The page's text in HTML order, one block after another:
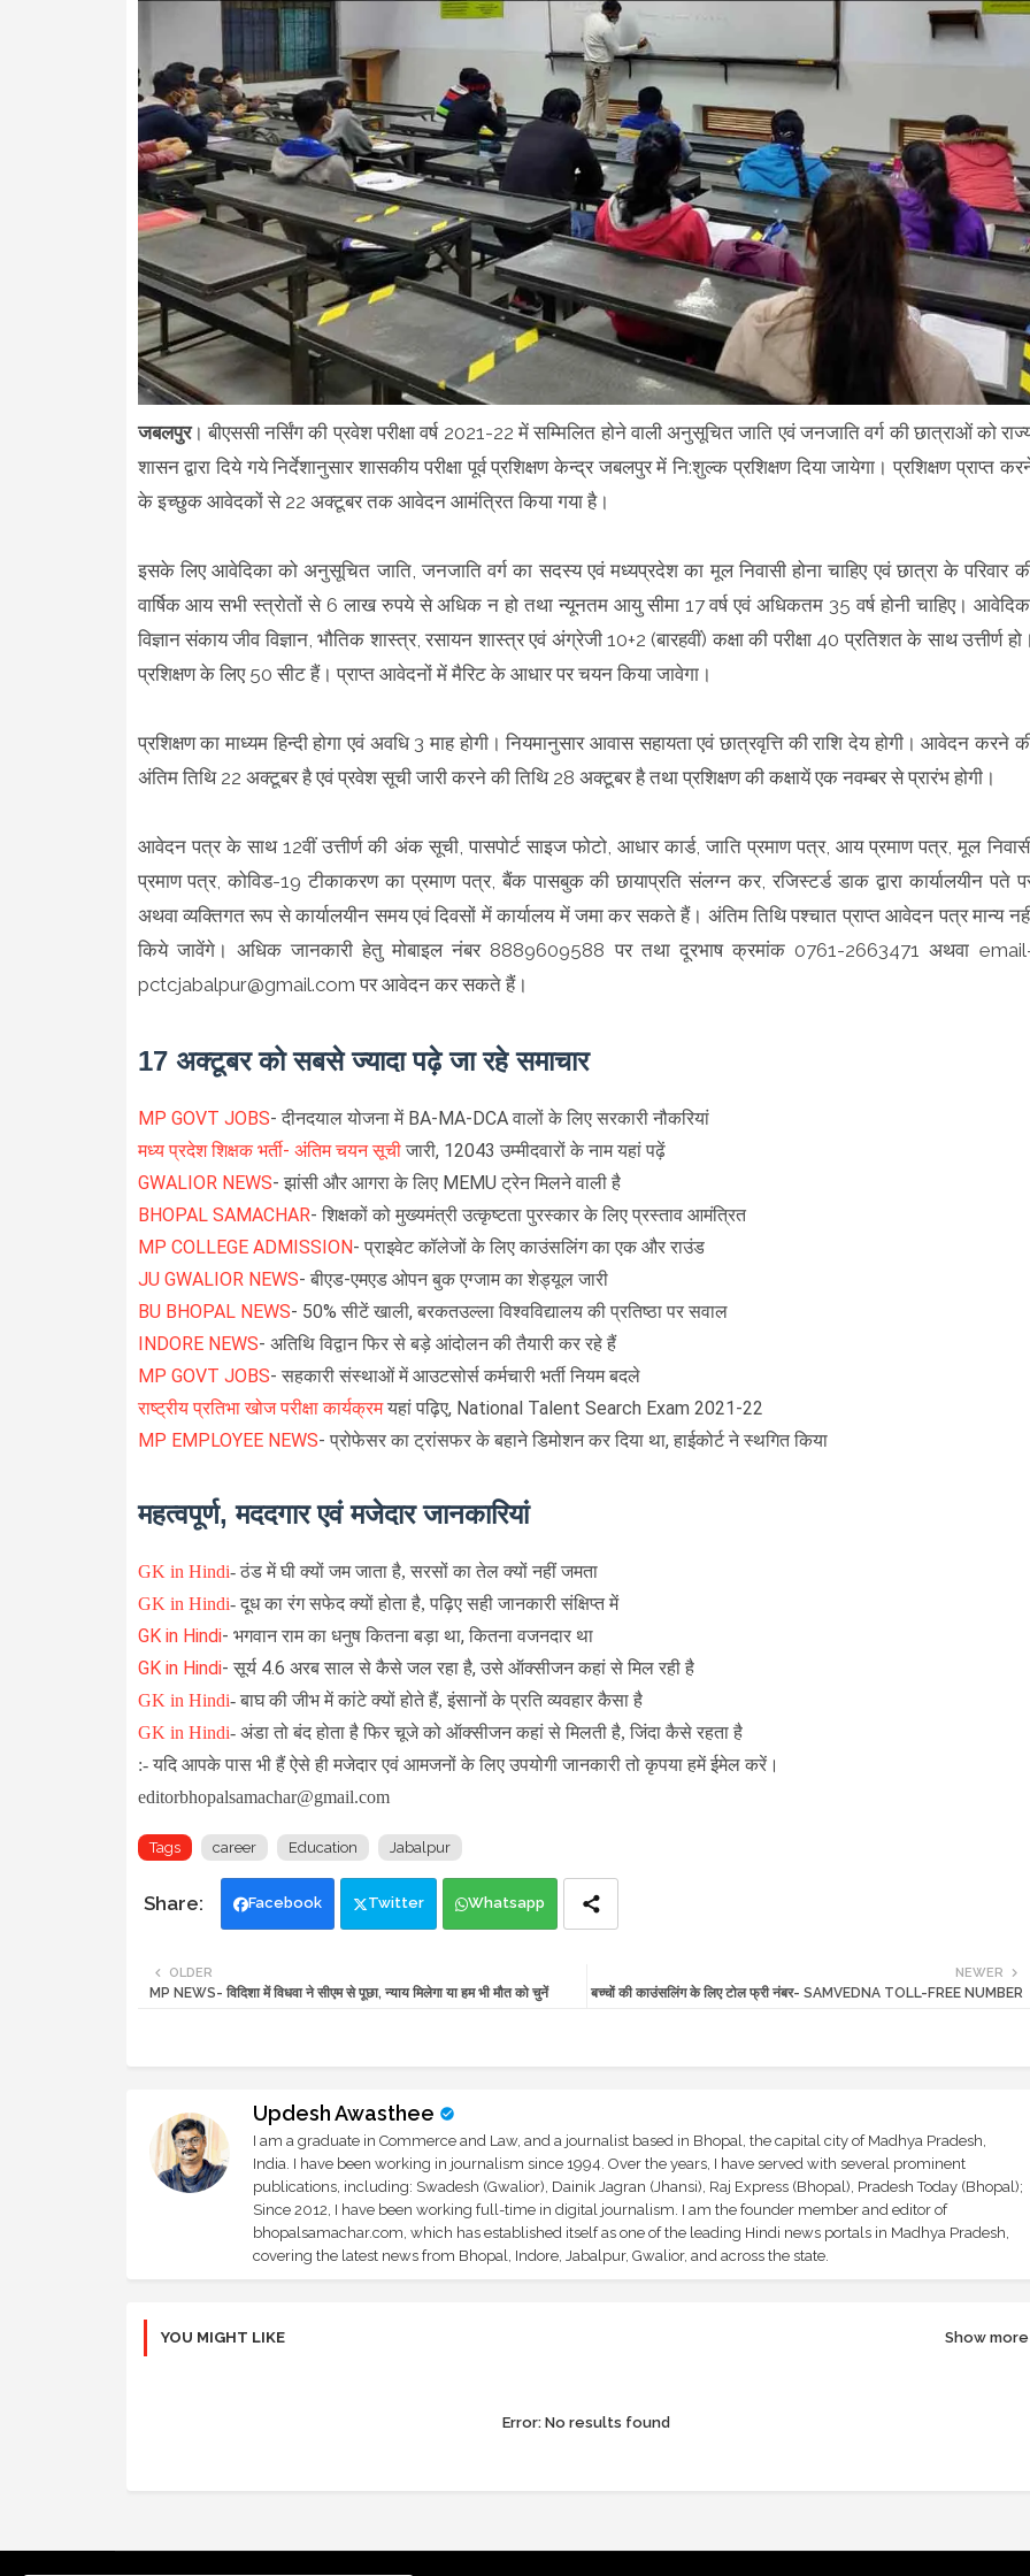
जबलपुर। बीएससी नर्सिंग की प्रवेश परीक्षा वर्ष 2021-22 में सम्मिलित होने वाली अनुसूचित जाति एवं जनजाति वर्ग की छात्राओं को
शासन द्वारा दिये गये निर्देशानुसार शासकीय परीक्षा पूर्व प्रशिक्षण केन्द्र जबलपुर में नि:शुल्क प्रशिक्षण दिया जायेगा। प्रशिक्षण प्राप्त
के इच्छुक आवेदकों से 22 अक्टूबर तक आवेदन आमंत्रित किया गया है।
इसके लिए आवेदिका को अनुसूचित जाति, जनजाति वर्ग का सदस्य एवं मध्यप्रदेश का मूल निवासी होना चाहिए एवं छात्रा के परिवार
वार्षिक आय सभी स्त्रोतों से 6 लाख रुपये से अधिक न हो तथा न्यूनतम आयु सीमा 17 वर्ष एवं अधिकतम 35 वर्ष होनी चाहिए।
विज्ञान संकाय जीव विज्ञान, भौतिक शास्त्र, रसायन शास्त्र एवं अंग्रेजी 10+2 (बारहवीं) कक्षा की परीक्षा 40 प्रतिशत के साथ उत्तीर्ण
प्रशिक्षण के लिए 50 सीट हैं। प्राप्त आवेदनों में मैरिट के आधार पर चयन किया जावेगा।
प्रशिक्षण का माध्यम हिन्दी होगा एवं अवधि 3 माह होगी। नियमानुसार आवास सहायता एवं छात्रवृत्ति की राशि देय होगी। आवेदन करने
अंतिम तिथि 22 अक्टूबर है एवं प्रवेश सूची जारी करने की तिथि 28 अक्टूबर है तथा प्रशिक्षण की कक्षायें एक नवम्बर से प्रारंभ होगी।
आवेदन पत्र के साथ 12वीं उत्तीर्ण की अंक सूची, पासपोर्ट साइज फोटो, आधार कार्ड, जाति प्रमाण पत्र, आय प्रमाण पत्र, मूल
प्रमाण पत्र, कोविड-19 टीकाकरण का प्रमाण पत्र, बैंक पासबुक की छायाप्रति संलग्न कर, रजिस्टर्ड डाक द्वारा कार्यालयीन पते
अथवा व्यक्तिगत रूप से कार्यालयीन समय एवं दिवसों में कार्यालय में जमा कर सकते हैं। अंतिम तिथि पश्चात प्राप्त आवेदन पत्र मान्य
किये जावेंगे। अधिक जानकारी हेतु मोबाइल नंबर 8889609588 पर तथा दूरभाष क्रमांक 0761-2663471 अथवा
pctcjabalpur@gmail.com पर आवेदन कर सकते हैं।
17 अक्टूबर को सबसे ज्यादा पढ़े जा रहे समाचार
MP GOVT JOBS- दीनदयाल योजना में BA-MA-DCA वालों के लिए सरकारी नौकरियां
मध्य प्रदेश शिक्षक भर्ती- अंतिम चयन सूचीजारी, 12043 उम्मीदवारों के नाम यहां पढ़ें
GWALIOR NEWS- झांसी और आगरा के लिए MEMU ट्रेन मिलने वाली है
BHOPAL SAMACHAR- शिक्षकों को मुख्यमंत्री उत्कृष्टता पुरस्कार के लिए प्रस्ताव आमंत्रित
MP COLLEGE ADMISSION- प्राइवेट कॉलेजों के लिए काउंसलिंग का एक और राउंड
JU GWALIOR NEWS- बीएड-एमएड ओपन बुक एग्जाम का शेड्यूल जारी
BU BHOPAL NEWS- 50% सीटें खाली, बरकतउल्ला विश्वविद्यालय की प्रतिष्ठा पर सवाल
INDORE NEWS- अतिथि विद्वान फिर से बड़े आंदोलन की तैयारी कर रहे हैं
MP GOVT JOBS- सहकारी संस्थाओं में आउटसोर्स कर्मचारी भर्ती नियम बदले
राष्ट्रीय प्रतिभा खोज परीक्षा कार्यक्रमयहां पढ़िए, National Talent Search Exam 2021-22
MP EMPLOYEE NEWS- प्रोफेसर का ट्रांसफर के बहाने डिमोशन कर दिया था, हाईकोर्ट ने स्थगित किया
महत्वपूर्ण, मददगार एवं मजेदार जानकारियां
GK in Hindi- ठंड में घी क्यों जम जाता है, सरसों का तेल क्यों नहीं जमता
GK in Hindi- दूध का रंग सफेद क्यों होता है, पढ़िए सही जानकारी संक्षिप्त में
GK in Hindi- भगवान राम का धनुष कितना बड़ा था, कितना वजनदार था
GK in Hindi- सूर्य 4.6 अरब साल से कैसे जल रहा है, उसे ऑक्सीजन कहां से मिल रही है
GK in Hindi- बाघ की जीभ में कांटे क्यों होते हैं, इंसानों के प्रति व्यवहार कैसा है
GK in Hindi- अंडा तो बंद होता है फिर चूजे को ऑक्सीजन कहां से मिलती है, जिंदा कैसे रहता है
:- यदि आपके पास भी हैं ऐसे ही मजेदार एवं आमजनों के लिए उपयोगी जानकारी तो कृपया हमें ईमेल करें।
editorbhopalsamachar@gmail.com
Tags career Education Jabalpur
Facebook Twitter Whatsapp
NEWER
बच्चों की काउंसलिंग के लिए टोल फ्री नंबर- SAMVEDNA TOLL-FREE NUMBER
OLDER
MP NEWS- विदिशा में विधवा ने सीएम से पूछा, न्याय मिलेगा या हम भी मौत को चुनें
Updesh Awasthee
I am a graduate in Commerce and Law, and a journalist based in Bhopal, the capital city of Madhya Pradesh,
India. I have been working in journalism since 1994. Over the years, I have served with several prominent
publications, including: Swadesh (Gwalior), Dainik Jagran (Jhansi), Raj Express (Bhopal), Pradesh Today (Bhopal);
Since 2012, I have been working full-time in digital journalism. I am the founder member and editor of
bhopalsamachar.com, which has established itself as one of the leading Hindi news portals in Madhya Pradesh,
covering the latest news from Bhopal, Indore, Jabalpur, Gwalior, and across the state.
YOU MIGHT LIKE Show more
Error:No results found